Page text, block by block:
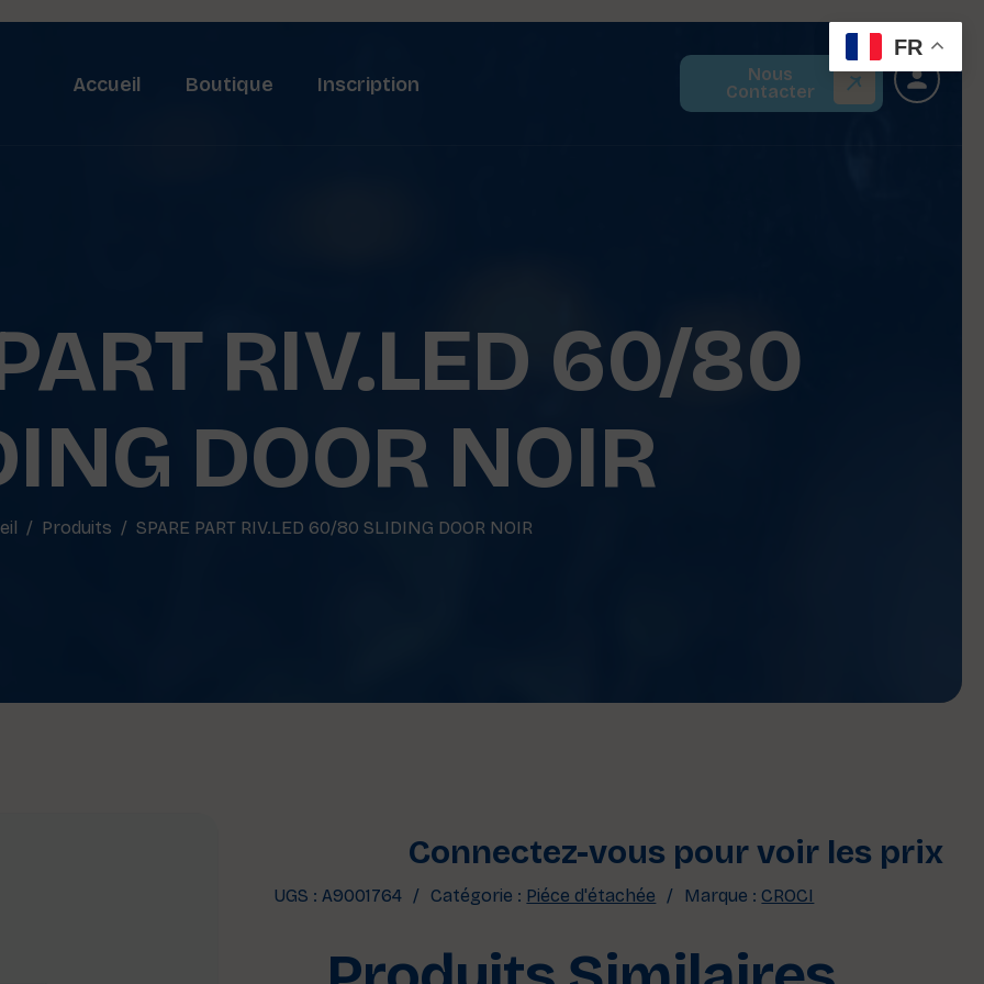
Accueil Boutique Inscription
Nous
Contacter
RIV.LED 60/80
DOOR NOIR
Produits SPARE PART RIV.LED 60/80 SLIDING DOOR NOIR
Connectez-vous pour voir les prix
UGS :A9001764 Catégorie : Piéce d'étachée Marque : CROCI
FR